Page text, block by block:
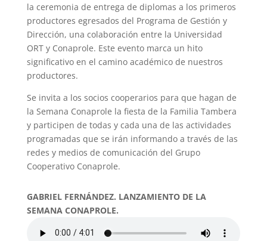
la ceremonia de entrega de diplomas a los primeros
productores egresados del Programa de Gestión y
Dirección, una colaboración entre la Universidad
ORT y Conaprole. Este evento marca un hito
significativo en el camino académico de nuestros
productores.
Se invita a los socios cooperarios para que hagan de
la Semana Conaprole la fiesta de la Familia Tambera
y participen de todas y cada una de las actividades
programadas que se irán informando a través de las
redes y medios de comunicación del Grupo
Cooperativo Conaprole.
GABRIEL FERNÁNDEZ. LANZAMIENTO DE LA
SEMANA CONAPROLE.